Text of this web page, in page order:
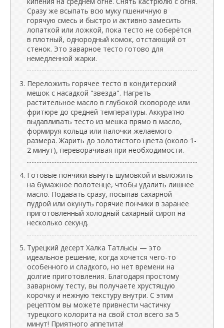
Сразу же всыпать всю муку пшеничную в
горячую смесь и быстро и активно замесить
лопаткой или ложкой, пока тесто не соберётся
в плотный, однородный комок, отстающий от
стенок. Это заварное тесто готово для
немедленной жарки.
Переложить горячее тесто в кондитерский
мешок с насадкой "звезда". Нагреть
растительное масло в глубокой сковороде или
фритюре до средней температуры. Аккуратно
выдавливать тесто из мешка прямо в масло,
формируя кольца или палочки желаемого
размера. Жарить до золотистого цвета (около 1-
2 минут), переворачивая при необходимости.
Готовые пончики вынуть шумовкой и выложить
на бумажное полотенце, чтобы удалить лишнее
масло. Подавать сразу, посыпав сахарной
пудрой или окунуть горячие пончики в заранее
приготовленный холодный сахарный сироп на
несколько секунд.
Турецкий десерт Халка Татлысы — это
идеальное решение, когда хочется чего-то
особенного и сладкого, но нет времени на
долгие приготовления. Благодаря простому
заварному тесту, вы получаете хрустящую
корочку и нежную текстуру внутри. С этим
рецептом вы можете привнести частичку
турецкого колорита на свой стол всего за 5
минут! Приятного аппетита!